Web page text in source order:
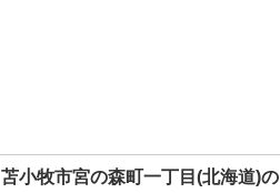
苫小牧市宮の森町一丁目(北海道)の